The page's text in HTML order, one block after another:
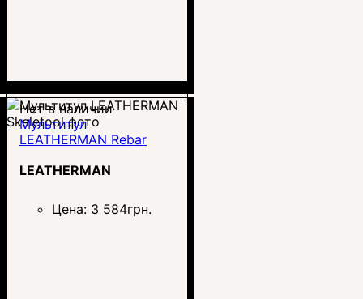
Нет в наличии
Мультитул
LEATHERMAN Rebar
LEATHERMAN
Цена: 3 584грн.